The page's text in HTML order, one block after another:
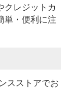
クレジットカ
単・便利に注
スストアでお